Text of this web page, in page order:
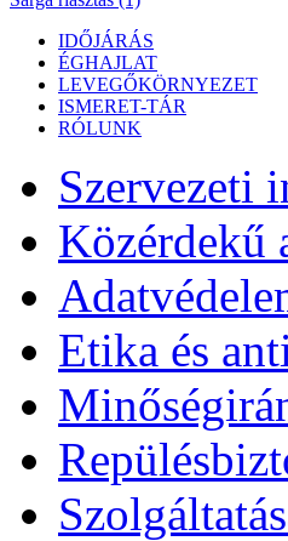
IDŐJÁRÁS
ÉGHAJLAT
LEVEGŐKÖRNYEZET
ISMERET-TÁR
RÓLUNK
Szervezeti
Közérdekű
Etika és